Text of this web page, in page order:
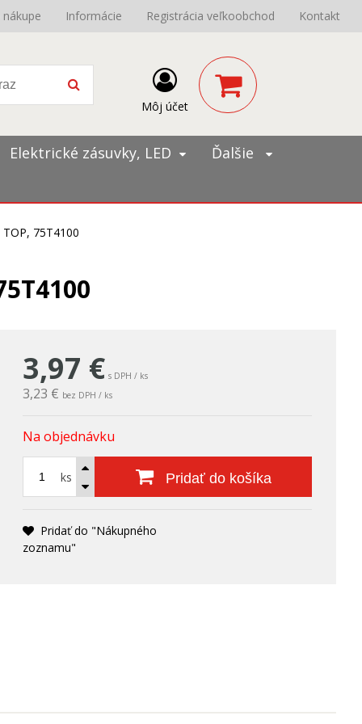
Informácie Registrácia veľkoobchod Kontakt
Môj účet
Elektrické zásuvky, LED
Ďalšie
75T4100
3,97 € s DPH / ks
3,23 € bez DPH / ks
Na objednávku
ks Pridať do košíka
Pridať do "Nákupného
zoznamu"